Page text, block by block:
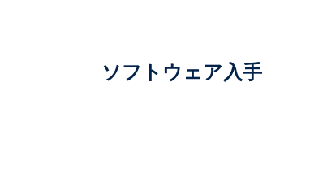
ソフトウェア入手